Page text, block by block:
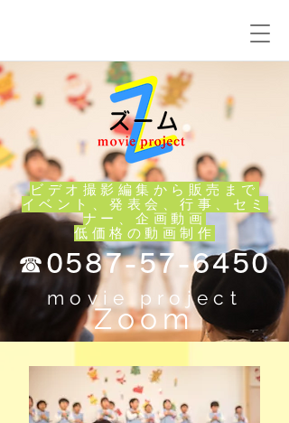
ビデオ撮影編集から販売まで
イベント、発表会、行事、セミ
ナー、企画動画
低価格の動画制作
☎0587-57-6450
movie project
Zoom